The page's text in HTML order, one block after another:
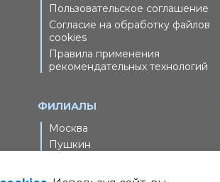
Пользовательское соглашение
Согласие на обработку файлов
cookies
Правила применения
рекомендательных технологий
ФИЛИАЛЫ
Москва
Пушкин